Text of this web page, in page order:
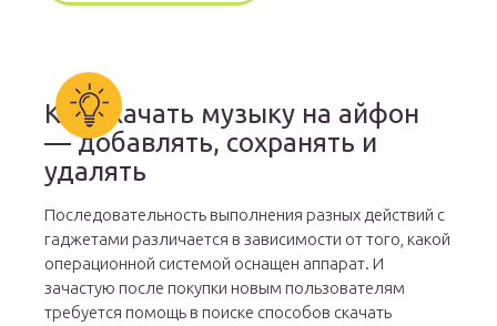
Как скачать музыку на айфон
— добавлять, сохранять и
удалять
Последовательность выполнения разных действий с
гаджетами различается в зависимости от того, какой
операционной системой оснащен аппарат. И
зачастую после покупки новым пользователям
требуется помощь в поиске способов скачать